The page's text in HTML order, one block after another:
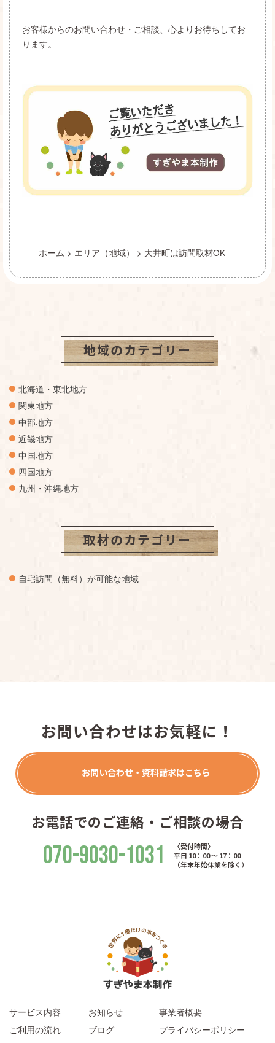
お客様からのお問い合わせ・ご相談、心よりお待ちしてお
ります。
ホーム > エリア（地域） > 大井町は訪問取材OK
地域のカテゴリー
北海道・東北地方
関東地方
中部地方
近畿地方
中国地方
四国地方
九州・沖縄地方
取材のカテゴリー
自宅訪問（無料）が可能な地域
お問い合わせはお気軽に！
お問い合わせ・資料請求はこちら
お電話でのご連絡・ご相談の場合
070-9030-1031
〈受付時間〉
平日 10：00 ～ 17：00
（年末年始休業を除く）
サービス内容
ご利用の流れ
お知らせ
ブログ
事業者概要
プライバシーポリシー